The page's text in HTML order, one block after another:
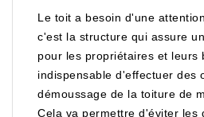
Le toit a besoin d'une
c'est la structure qui assure
pour les propriétaires et leurs
indispensable d'effectuer des
démoussage de la toiture de
Cela va permettre d'éviter les